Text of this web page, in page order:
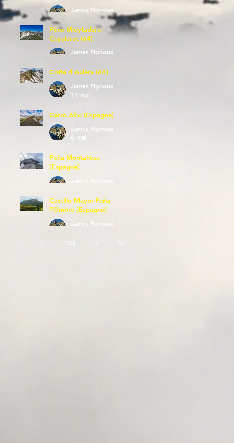
James Pignoux
Pène Mieytadere-
Cuyalaret (64)
James Pignoux
Crête d'Aulère (64)
James Pignoux
11 mai
Cerro Alto (Espagne)
James Pignoux
6 mai
Peña Montañesa
(Espagne)
James Pignoux
Castillo Mayor-Peña
l'Ombre (Espagne)
James Pignoux
1 /32